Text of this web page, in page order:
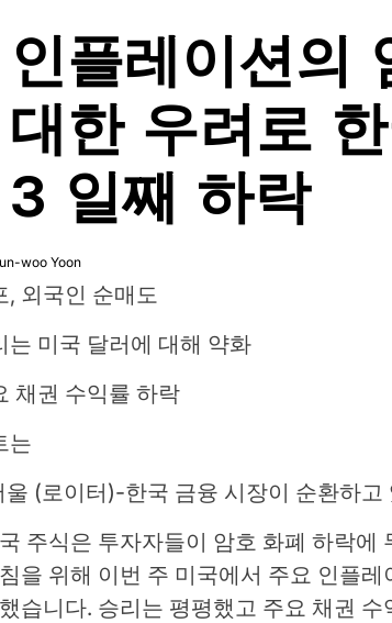
플레이션의
한 우려로
일째 하락
woo Yoon
, 외국인 순매도
는 미국 달러에 대해 약화
채권 수익률 하락
는
(로이터)-한국 금융 시장이 순환하고
주식은 투자자들이 암호 화폐 하락에
을 위해 이번 주 미국에서 주요 인플
습니다. 승리는 평평했고 주요 채권 수